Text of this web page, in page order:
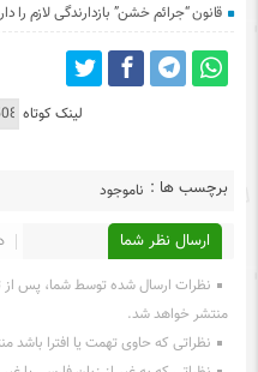
قانون “جرائم خشن” بازدارندگی لازم را
لینک کوتاه
برچسب ها : ناموجود
ارسال نظر شما
نظرات ارسال شده توسط شما، پس از
منتشر خواهد شد.
نظراتی که حاوی تهمت یا افترا باشد